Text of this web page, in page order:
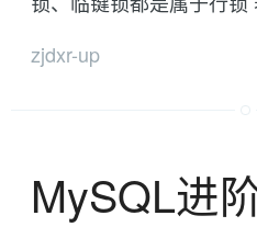
zjdxr-up
MySQL进